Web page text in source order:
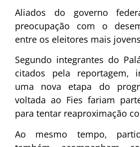
Aliados do governo
preocupação com o
entre os eleitores mais
Segundo integrantes do
citados pela reportagem,
uma nova etapa do
voltada ao Fies fariam
para tentar reaproximação
Ao mesmo tempo,